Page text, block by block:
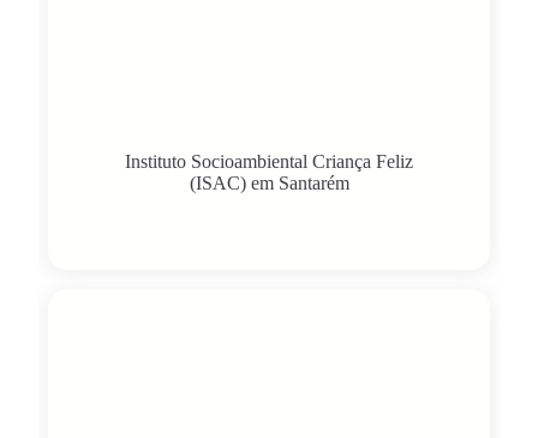
Instituto Socioambiental Criança Feliz
(ISAC) em Santarém